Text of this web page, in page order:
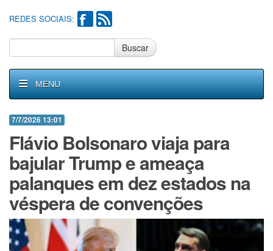
REDES SOCIAIS:
Buscar
MENU
7/7/2026 13:01
Flávio Bolsonaro viaja para
bajular Trump e ameaça
palanques em dez estados na
véspera de convenções